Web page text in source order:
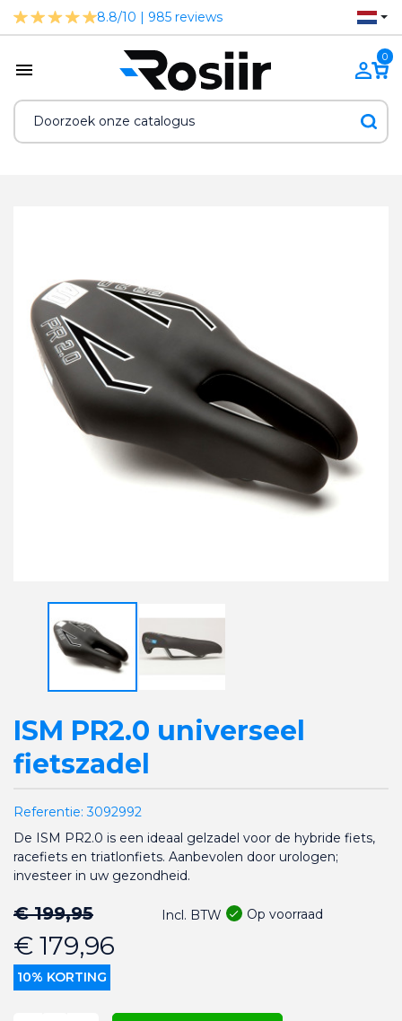
8.8/10 | 985 reviews
0
ISM PR2.0 universeel
fietszadel
Referentie: 3092992
De ISM PR2.0 is een ideaal gelzadel voor de hybride fiets,
racefiets en triatlonfiets. Aanbevolen door urologen;
investeer in uw gezondheid.
€ 199,95
€ 179,96
10% KORTING
Incl. BTW Op voorraad